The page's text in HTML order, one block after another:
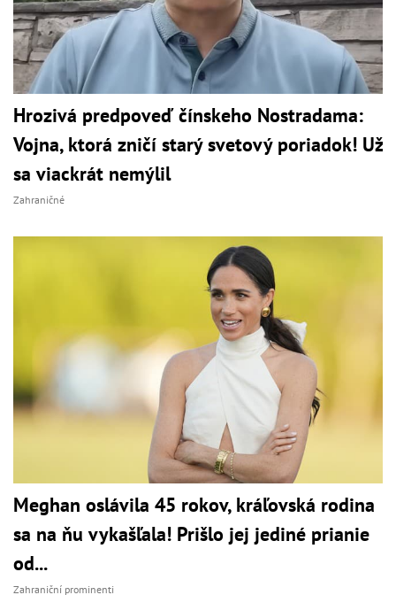
Hrozivá predpoveď čínskeho Nostradama:
Vojna, ktorá zničí starý svetový poriadok! Už
sa viackrát nemýlil
Zahraničné
Meghan oslávila 45 rokov, kráľovská rodina
sa na ňu vykašľala! Prišlo jej jediné prianie
od...
Zahraniční prominenti